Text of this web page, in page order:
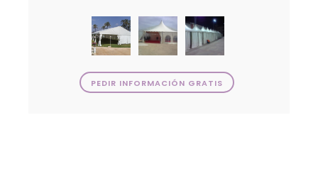
PEDIR INFORMACIÓN GRATIS